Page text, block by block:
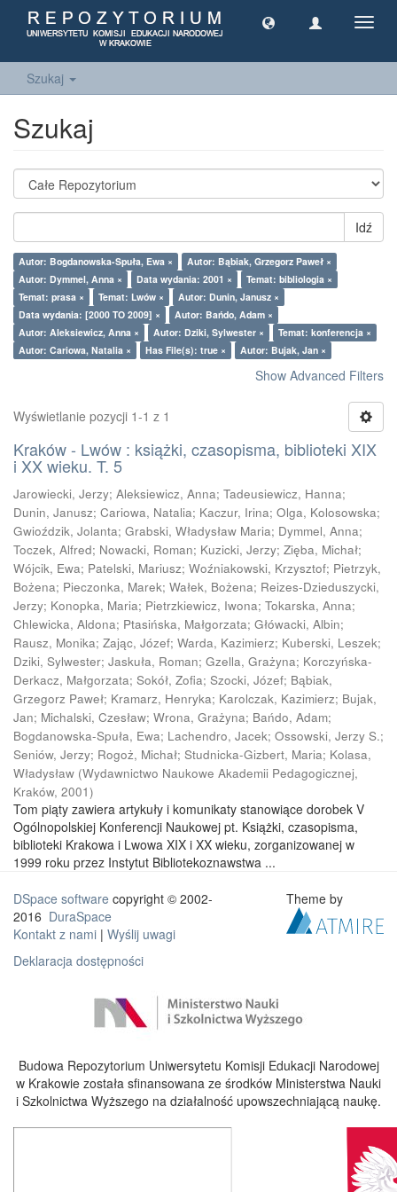
Szukaj
Szukaj
Idź
Autor: Bogdanowska-Spuła, Ewa ×
Autor: Bąbiak, Grzegorz Paweł ×
Autor: Dymmel, Anna ×
Data wydania: 2001 ×
Temat: bibliologia ×
Temat: prasa ×
Temat: Lwów ×
Autor: Dunin, Janusz ×
Data wydania: [2000 TO 2009] ×
Autor: Bańdo, Adam ×
Autor: Aleksiewicz, Anna ×
Autor: Dziki, Sylwester ×
Temat: konferencja ×
Autor: Cariowa, Natalia ×
Has File(s): true × Autor: Bujak, Jan ×
Show Advanced Filters
Wyświetlanie pozycji 1-1 z 1
Kraków - Lwów : książki, czasopisma, biblioteki XIX
i XX wieku. T. 5
Jarowiecki, Jerzy; Aleksiewicz, Anna; Tadeusiewicz, Hanna;
Dunin, Janusz; Cariowa, Natalia; Kaczur, Irina; Olga, Kolosowska;
Gwioździk, Jolanta; Grabski, Władysław Maria; Dymmel, Anna;
Toczek, Alfred; Nowacki, Roman; Kuzicki, Jerzy; Zięba, Michał;
Wójcik, Ewa; Patelski, Mariusz; Woźniakowski, Krzysztof; Pietrzyk,
Bożena; Pieczonka, Marek; Wałek, Bożena; Reizes-Dzieduszycki,
Jerzy; Konopka, Maria; Pietrzkiewicz, Iwona; Tokarska, Anna;
Chlewicka, Aldona; Ptasińska, Małgorzata; Główacki, Albin;
Rausz, Monika; Zając, Józef; Warda, Kazimierz; Kuberski, Leszek;
Dziki, Sylwester; Jaskuła, Roman; Gzella, Grażyna; Korczyńska-
Derkacz, Małgorzata; Sokół, Zofia; Szocki, Józef; Bąbiak,
Grzegorz Paweł; Kramarz, Henryka; Karolczak, Kazimierz; Bujak,
Jan; Michalski, Czesław; Wrona, Grażyna; Bańdo, Adam;
Bogdanowska-Spuła, Ewa; Lachendro, Jacek; Ossowski, Jerzy S.;
Seniów, Jerzy; Rogoż, Michał; Studnicka-Gizbert, Maria; Kolasa,
Władysław (Wydawnictwo Naukowe Akademii Pedagogicznej,
Kraków, 2001)
Tom piąty zawiera artykuły i komunikaty stanowiące dorobek V
Ogólnopolskiej Konferencji Naukowej pt. Książki, czasopisma,
biblioteki Krakowa i Lwowa XIX i XX wieku, zorganizowanej w
1999 roku przez Instytut Bibliotekoznawstwa ...
DSpace software copyright © 2002-
2016 DuraSpace
Kontakt z nami | Wyślij uwagi
Deklaracja dostępności
Theme by
Budowa Repozytorium Uniwersytetu Komisji Edukacji Narodowej
w Krakowie została sfinansowana ze środków Ministerstwa Nauki
i Szkolnictwa Wyższego na działalność upowszechniającą naukę.